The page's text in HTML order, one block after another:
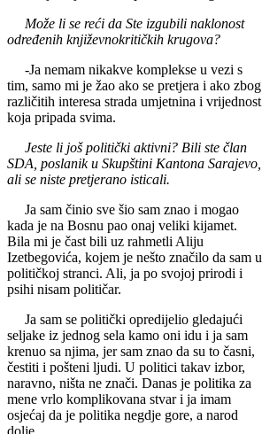
Može li se reći da Ste izgubili naklonost
odr­eđenih književnokritičkih krugova?
-Ja nemam nikakve komplekse u vezi s
tim, samo mi je žao ako se pre­tjera i ako zbog
različitih interesa strada umjetnina i vrijednost
koja pripada svima.
Jeste li još politički aktivni? Bili ste član
SDA, poslanik u Skupš­tini Kantona Sarajevo,
ali se niste pretjerano ist­icali.
Ja sam činio sve šio sam znao i mogao
kada je na Bosnu pao onaj veliki kijamet.
Bila mi je čast bi­li uz rahmetli Aliju
Izetbegovića, kojem je nešto značilo da sam u
političkoj stranci. Ali, ja po svojoj prirodi i
psihi ni­sam političar.
Ja sam se politički opr­edijelio gledajući
seljake iz jednog sela kamo oni idu i ja sam
krenuo sa nji­ma, jer sam znao da su to časni,
čestiti i pošteni lju­di. U politici takav izbor,
naravno, ništa ne znači. Danas je politika za
mene vrlo komplikovana stvar i ja imam
osjećaj da je politika negdje gore, a narod